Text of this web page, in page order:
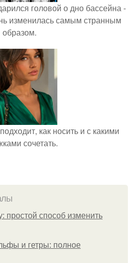
головой о дно бассейна -
изменилась самым странным
образом.
как носить и с какими
сочетать.
простой способ изменить
и гетры: полное